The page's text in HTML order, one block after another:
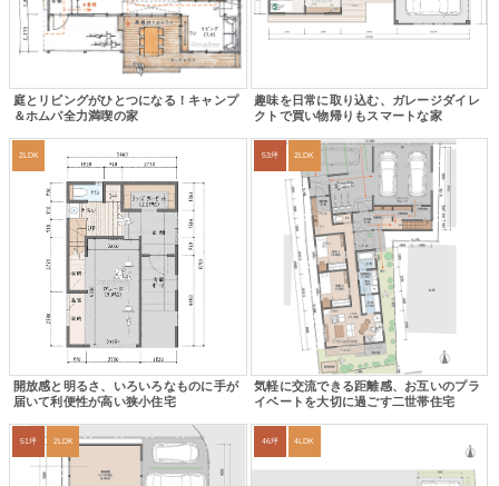
庭とリビングがひとつになる！キャンプ
＆ホムパ全力満喫の家
趣味を日常に取り込む、ガレージダイレ
クトで買い物帰りもスマートな家
2LDK
開放感と明るさ、いろいろなものに手が
届いて利便性が高い狭小住宅
53坪 2LDK
気軽に交流できる距離感、お互いのプラ
イベートを大切に過ごす二世帯住宅
51坪 2LDK 46坪 4LDK